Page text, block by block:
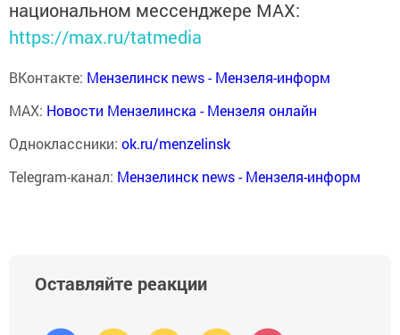
национальном мессенджере MАХ:
https://max.ru/tatmedia
ВКонтакте: Мензелинск news - Мензеля-информ
MAX: Новости Мензелинска - Мензеля онлайн
Одноклассники: ok.ru/menzelinsk
Telegram-канал: Мензелинск news - Мензеля-информ
Оставляйте реакции